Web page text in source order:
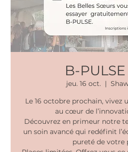
B-
jeu. 16 oct.
  |
Le 16 octobre prochain, vivez
au cœur de
Découvrez en primeur notre
un soin avancé qui redéfinit
pureté de votre